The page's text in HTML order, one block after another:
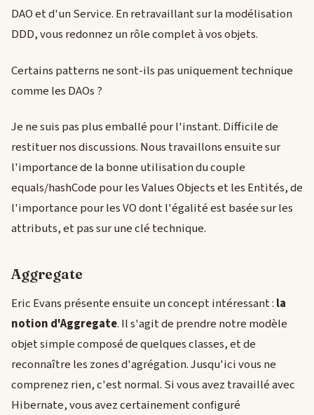
DAO et d'un Service. En retravaillant sur la modélisation
DDD, vous redonnez un rôle complet à vos objets.
Certains patterns ne sont-ils pas uniquement technique
comme les DAOs ?
Je ne suis pas plus emballé pour l'instant. Difficile de
restituer nos discussions. Nous travaillons ensuite sur
l'importance de la bonne utilisation du couple
equals/hashCode pour les Values Objects et les Entités, de
l'importance pour les VO dont l'égalité est basée sur les
attributs, et pas sur une clé technique.
Aggregate
Eric Evans présente ensuite un concept intéressant : la
notion d'Aggregate. Il s'agit de prendre notre modèle
objet simple composé de quelques classes, et de
reconnaître les zones d'agrégation. Jusqu'ici vous ne
comprenez rien, c'est normal. Si vous avez travaillé avec
Hibernate, vous avez certainement configuré